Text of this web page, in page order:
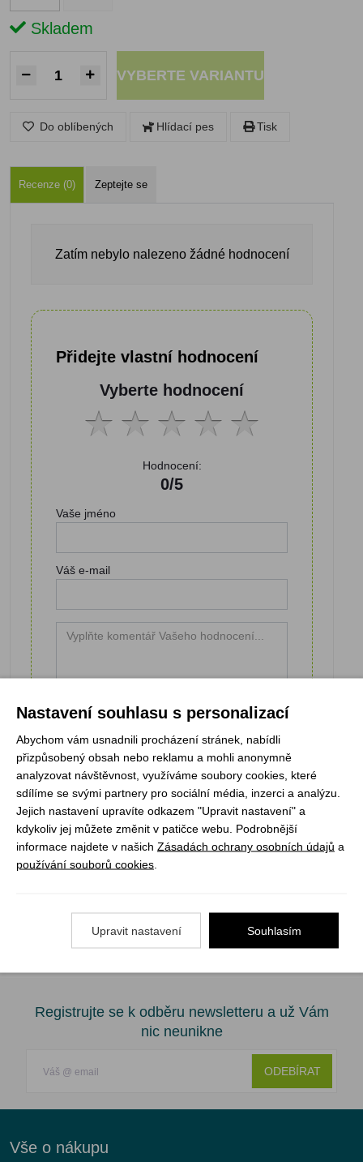
Skladem
VYBERTE VARIANTU
Do oblíbených Hlídací pes Tisk
Recenze (0) Zeptejte se
Zatím nebylo nalezeno žádné hodnocení
Přidejte vlastní hodnocení
Vyberte hodnocení
Hodnocení:
0/5
Vaše jméno
Váš e-mail
Registrujte se k odběru newsletteru a už Vám
nic neunikne
ODEBÍRAT
Vše o nákupu
Nastavení souhlasu s personalizací
Abychom vám usnadnili procházení stránek, nabídli
přizpůsobený obsah nebo reklamu a mohli anonymně
analyzovat návštěvnost, využíváme soubory cookies, které
sdílíme se svými partnery pro sociální média, inzerci a analýzu.
Jejich nastavení upravíte odkazem "Upravit nastavení" a
kdykoliv jej můžete změnit v patičce webu. Podrobnější
informace najdete v našich Zásadách ochrany osobních údajů a
používání souborů cookies
Upravit nastavení Souhlasím